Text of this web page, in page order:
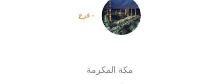
- فرع
مكة المكرمة